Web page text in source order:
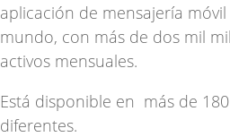
aplicación de mensajería
mundo, con más de dos mil
activos mensuales.
Está disponible en más de
diferentes.